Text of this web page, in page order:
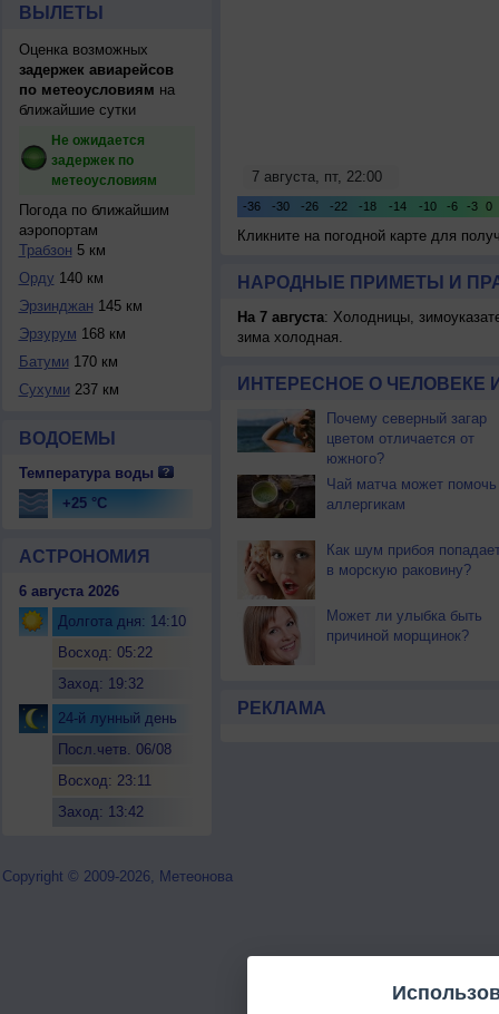
ВЫЛЕТЫ
Оценка возможных
задержек авиарейсов
по метеоусловиям на
ближайшие сутки
Не ожидается
задержек по
метеоусловиям
Погода по ближайшим
аэропортам
Трабзон 5 км
Орду 140 км
Эрзинджан 145 км
Эрзурум 168 км
Батуми 170 км
Сухуми 237 км
ВОДОЕМЫ
Температура воды
+25 °C
АСТРОНОМИЯ
6 августа 2026
Долгота дня: 14:10
Восход: 05:22
Заход: 19:32
24-й лунный день
Посл.четв. 06/08
Восход: 23:11
Заход: 13:42
Кликните на погодной карте для
НАРОДНЫЕ ПРИМЕТЫ И
На 7 августа: Холодницы,
зима холодная.
ИНТЕРЕСНОЕ О ЧЕЛОВЕКЕ
Почему северный загар
цветом отличается от
южного?
Чай матча может помочь
аллергикам
Как шум прибоя
в морскую раковину?
Может ли улыбка быть
причиной морщинок?
РЕКЛАМА
Copyright © 2009-2026, Метеонова